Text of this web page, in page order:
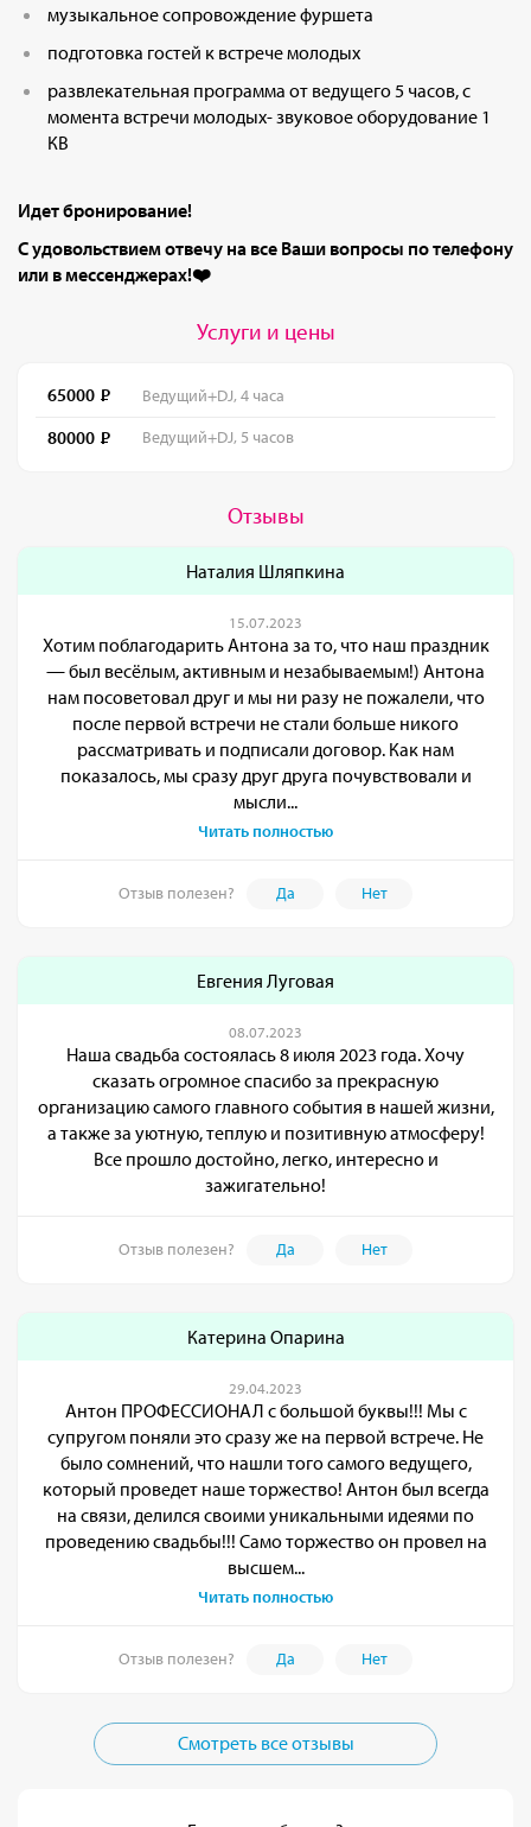
музыкальное сопровождение фуршета
подготовка гостей к встрече молодых
развлекательная программа от ведущего 5 часов, с
момента встречи молодых- звуковое оборудование 1
КВ
Идет бронирование!
С удовольствием отвечу на все Ваши вопросы по телефону
или в мессенджерах!❤️
Услуги и цены
65000 Ведущий+DJ, 4 часа
80000 Ведущий+DJ, 5 часов
Отзывы
Наталия Шляпкина
15.07.2023
Хотим поблагодарить Антона за то, что наш праздник
— был весёлым, активным и незабываемым!) Антона
нам посоветовал друг и мы ни разу не пожалели, что
после первой встречи не стали больше никого
рассматривать и подписали договор. Как нам
показалось, мы сразу друг друга почувствовали и
мысли...
Читать полностью
Отзыв полезен? Да Нет
Евгения Луговая
08.07.2023
Наша свадьба состоялась 8 июля 2023 года. Хочу
сказать огромное спасибо за прекрасную
организацию самого главного события в нашей жизни,
а также за уютную, теплую и позитивную атмосферу!
Все прошло достойно, легко, интересно и
зажигательно!
Отзыв полезен? Да Нет
Катерина Опарина
29.04.2023
Антон ПРОФЕССИОНАЛ с большой буквы!!! Мы с
супругом поняли это сразу же на первой встрече. Не
было сомнений, что нашли того самого ведущего,
который проведет наше торжество! Антон был всегда
на связи, делился своими уникальными идеями по
проведению свадьбы!!! Само торжество он провел на
высшем...
Читать полностью
Отзыв полезен? Да Нет
Смотреть все отзывы